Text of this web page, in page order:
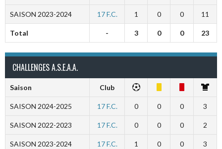
SAISON 2023-2024 17 F.C. 1 0 0 11
Total - 3 0 0 23
CHALLENGES A.S.E.A.A.
Saison Club
SAISON 2024-2025 17 F.C. 0 0 0 3
SAISON 2022-2023 17 F.C. 0 0 0 2
SAISON 2023-2024 17 F.C. 1 0 0 3